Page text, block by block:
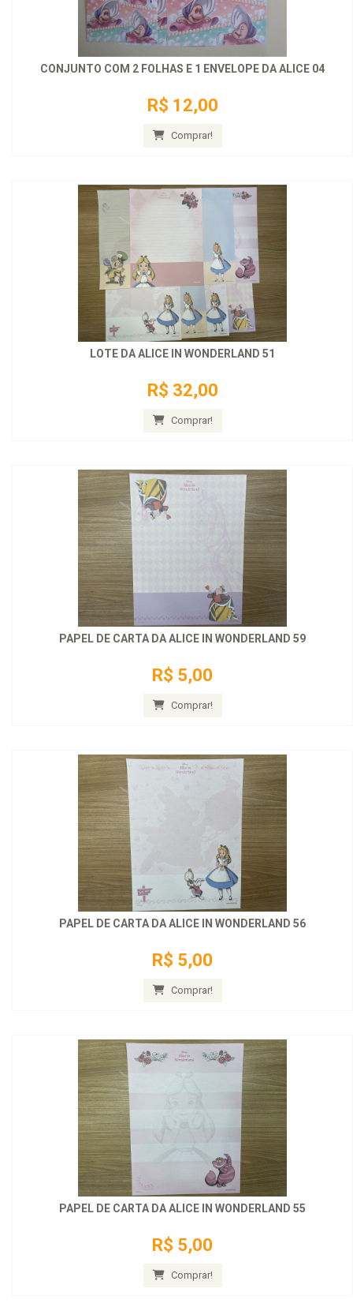
CONJUNTO COM 2 FOLHAS E 1 ENVELOPE DA ALICE 04
R$ 12,00
Comprar!
LOTE DA ALICE IN WONDERLAND 51
R$ 32,00
Comprar!
PAPEL DE CARTA DA ALICE IN WONDERLAND 59
R$ 5,00
Comprar!
PAPEL DE CARTA DA ALICE IN WONDERLAND 56
R$ 5,00
Comprar!
PAPEL DE CARTA DA ALICE IN WONDERLAND 55
R$ 5,00
Comprar!